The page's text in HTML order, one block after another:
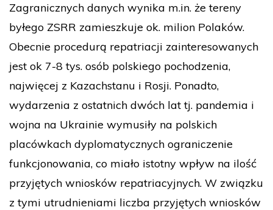
Zagranicznych danych wynika m.in. że tereny
byłego ZSRR zamieszkuje ok. milion Polaków.
Obecnie procedurą repatriacji zainteresowanych
jest ok 7-8 tys. osób polskiego pochodzenia,
najwięcej z Kazachstanu i Rosji. Ponadto,
wydarzenia z ostatnich dwóch lat tj. pandemia i
wojna na Ukrainie wymusiły na polskich
placówkach dyplomatycznych ograniczenie
funkcjonowania, co miało istotny wpływ na ilość
przyjętych wniosków repatriacyjnych. W związku
z tymi utrudnieniami liczba przyjętych wniosków